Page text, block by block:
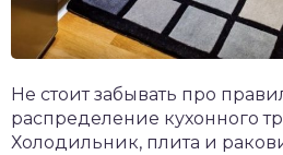
Не стоит забывать про
распределение кухонного
Холодильник, плита и